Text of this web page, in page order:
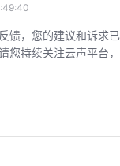
馈，您的建议和诉求
您持续关注云声平台